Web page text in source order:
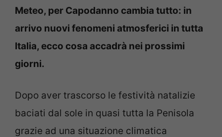
Meteo, per Capodanno cambia tutto: in
arrivo nuovi fenomeni atmosferici in tutta
Italia, ecco cosa accadrà nei prossimi
giorni.
Dopo aver trascorso le festività natalizie
baciati dal sole in quasi tutta la Penisola
grazie ad una situazione climatica